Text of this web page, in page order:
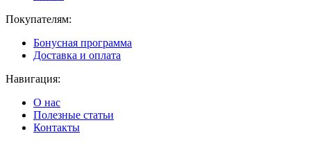
Покупателям:
Бонусная программа
Доставка и оплата
Навигация:
О нас
Полезные статьи
Контакты